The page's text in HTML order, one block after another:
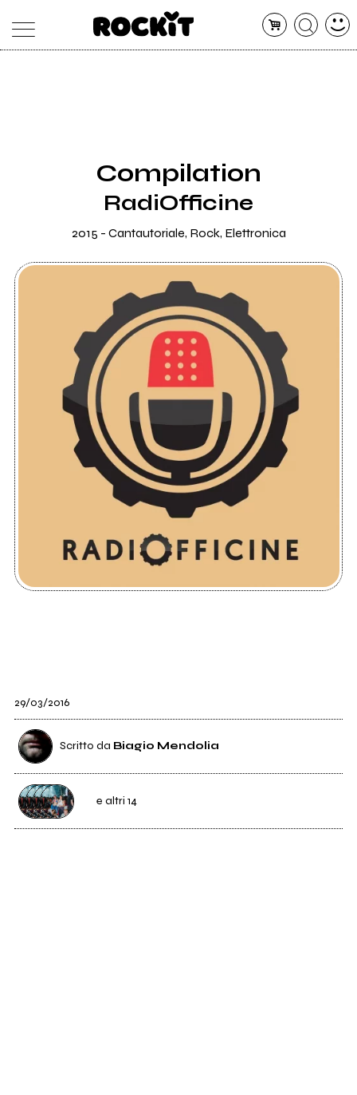
RADIO
Compilation
RadiOfficine
2015 - Cantautoriale, Rock, Elettronica
29/03/2016
Scritto da Biagio Mendolia
e altri 14